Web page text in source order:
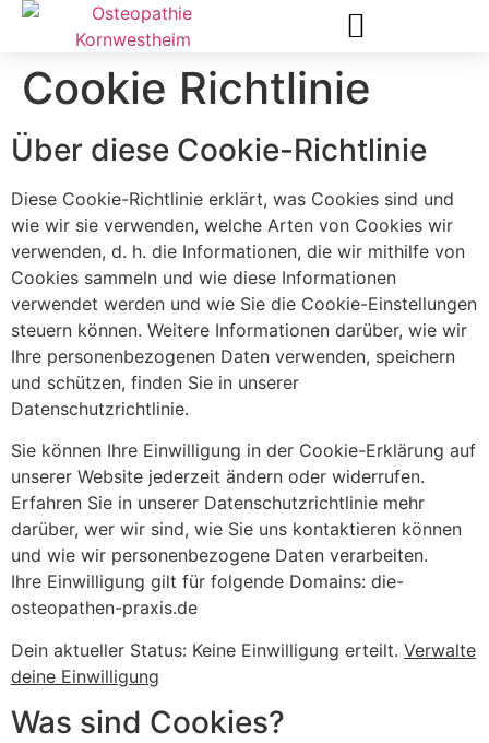
Cookie Richtlinie
Über diese Cookie-Richtlinie
Diese Cookie-Richtlinie erklärt, was Cookies sind und
wie wir sie verwenden, welche Arten von Cookies wir
verwenden, d. h. die Informationen, die wir mithilfe von
Cookies sammeln und wie diese Informationen
verwendet werden und wie Sie die Cookie-Einstellungen
steuern können. Weitere Informationen darüber, wie wir
Ihre personenbezogenen Daten verwenden, speichern
und schützen, finden Sie in unserer
Datenschutzrichtlinie.
Sie können Ihre Einwilligung in der Cookie-Erklärung auf
unserer Website jederzeit ändern oder widerrufen.
Erfahren Sie in unserer Datenschutzrichtlinie mehr
darüber, wer wir sind, wie Sie uns kontaktieren können
und wie wir personenbezogene Daten verarbeiten.
Ihre Einwilligung gilt für folgende Domains: die-
osteopathen-praxis.de
Dein aktueller Status: Keine Einwilligung erteilt. Verwalte
deine Einwilligung
Was sind Cookies?